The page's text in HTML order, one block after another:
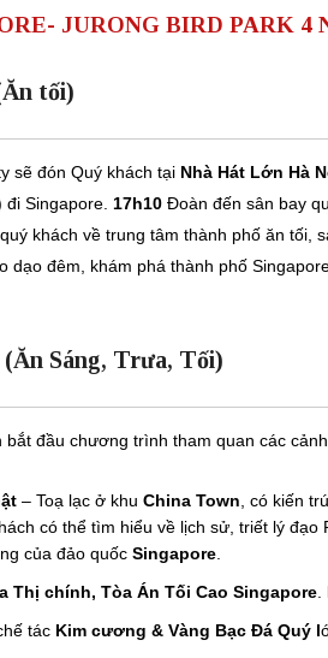
JURONG BIRD PARK 4
tối)
sẽ đón Quý khách tại Nhà Hát Lớn Hà
Singapore. 17h10 Đoàn đến sân bay
khách về trung tâm thành phố ăn tối,
dạo đêm, khám phá thành phố
(Ăn Sáng, Trưa, Tối)
đầu chương trình tham quan các
– Toạ lạc ở khu China Town , có kiến
có thể tìm hiểu về lịch sử, triết lý đạo
của đảo quốc Singapore
Thị chính, Tòa Án Tối Cao Singapore
tác Kim cương & Vàng Bạc Đá Quý l